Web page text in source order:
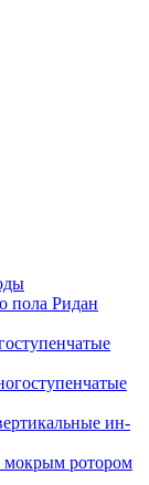
пола Ридан
ин-
мокрым ротором